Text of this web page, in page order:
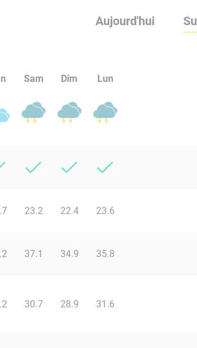
Aujourd'hui
Sam Dim Lun
23.2 22.4 23.6
37.1 34.9 35.8
30.7 28.9 31.6